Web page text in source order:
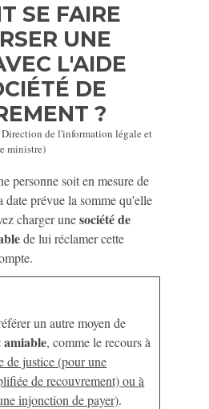
SE FAIRE
UNE
L'AIDE
DE
?
de l'information légale et
ministre)
personne soit en mesure de
date prévue la somme qu'elle
charger unesociété de
de lui réclamer cette
un autre moyen de
, comme le recours à
de justice (pour une
de recouvrement) ou à
injonction de payer).